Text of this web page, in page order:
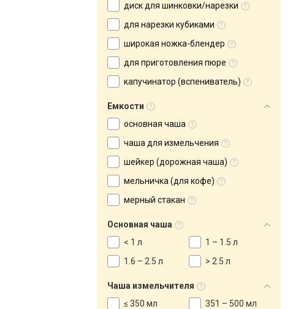
диск для шинковки/нарезки
для нарезки кубиками
широкая ножка-блендер
для приготовления пюре
капучинатор (вспениватель)
Емкости
основная чаша
чаша для измельчения
шейкер (дорожная чаша)
мельничка (для кофе)
мерный стакан
Основная чаша
< 1 л
1 – 1.5 л
1.6 – 2.5 л
> 2.5 л
Чаша измельчителя
≤ 350 мл
351 – 500 мл